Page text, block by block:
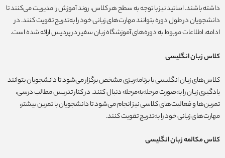
داشته باشند. اساتید نیز با توجه به سطح هر کلاس، روند آموزش را مدیریت می‌کنند تا
دانشجویان در طول دوره بتوانند مهارت‌های زبانی خود را به‌تدریج تقویت کنند. در
ادامه، اطلاعات مربوط به دوره‌های آموزشگاه زبان سفیر در پردیس ارائه شده است.
کلاس زبان انگلیسی
کلاس‌های زبان انگلیسی با برنامه‌ریزی مشخص برگزار می‌شود تا دانشجویان بتوانند
یادگیری زبان را به‌صورت مرحله‌به‌مرحله دنبال کنند. در کنار تدریس مطالب درسی،
تمرین‌ها و فعالیت‌های کلاسی نیز انجام می‌شود تا دانشجویان با تمرین بیشتر،
مهارت‌های زبانی خود را به‌تدریج تقویت کنند.
کلاس مکالمه زبان انگلیسی